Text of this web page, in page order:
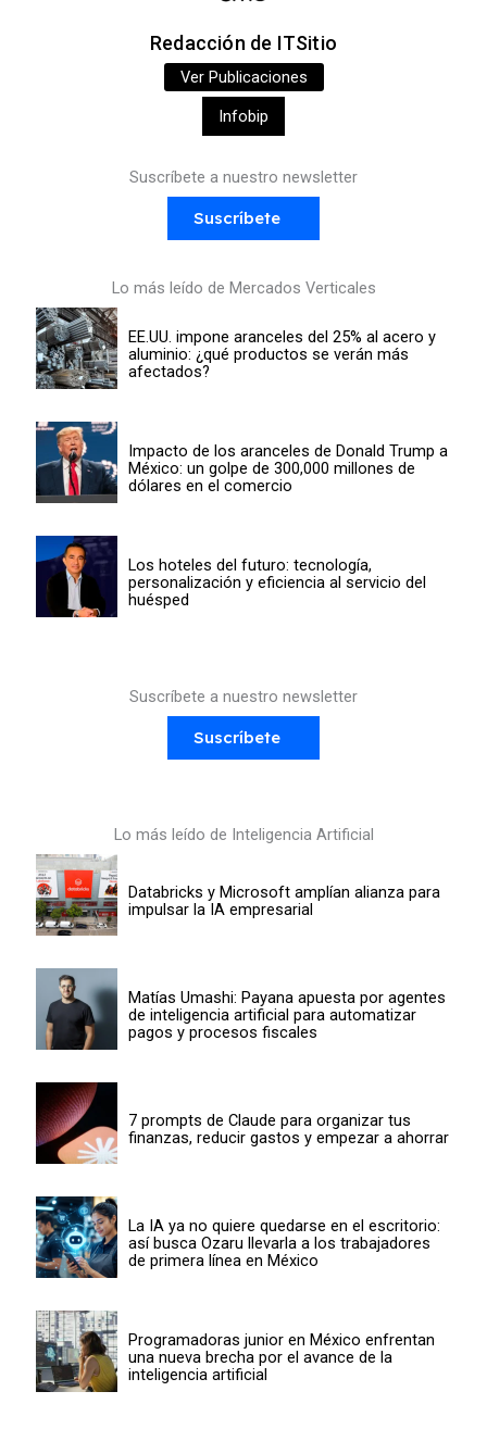
Redacción de ITSitio
Ver Publicaciones
Infobip
Suscríbete a nuestro newsletter
Suscríbete
Lo más leído de Mercados Verticales
EE.UU. impone aranceles del 25% al acero y
aluminio: ¿qué productos se verán más
afectados?
Impacto de los aranceles de Donald Trump a
México: un golpe de 300,000 millones de
dólares en el comercio
Los hoteles del futuro: tecnología,
personalización y eficiencia al servicio del
huésped
Suscríbete a nuestro newsletter
Suscríbete
Lo más leído de Inteligencia Artificial
Databricks y Microsoft amplían alianza para
impulsar la IA empresarial
Matías Umashi: Payana apuesta por agentes
de inteligencia artificial para automatizar
pagos y procesos fiscales
7 prompts de Claude para organizar tus
finanzas, reducir gastos y empezar a ahorrar
La IA ya no quiere quedarse en el escritorio:
así busca Ozaru llevarla a los trabajadores
de primera línea en México
Programadoras junior en México enfrentan
una nueva brecha por el avance de la
inteligencia artificial